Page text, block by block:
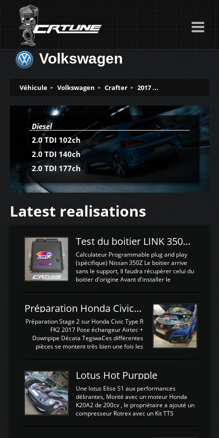
Volkswagen
Véhicule Volkswagen Crafter 2017 ...
Diesel
2.0 TDI 102ch
2.0 TDI 140ch
2.0 TDI 177ch
Latest realisations
Test du boitier LINK 350Z Plugin ECU
Calculateur Programmable plug and play
(spécifique) Nissan 350Z Le boitier arrive
sans le support, Il faudra récupérer celui du
boitier d'origine Avant d'installer le
d'envoyer l'information de la large bande
dans le boitier. sydney sweeney deepfake
La sortie 0-5V de l'afr sera connectée sur
l'entrée AN Volt 8 et GndAN pour
Analogique, et Volt car l'information est une
tension (Pas une résistance variable d'un
est temps de brancher le ...
Préparation Honda Civic Type R FK2
Préparation Stage 2 sur Honda Civic Type R
FK2 2017 Pose échangeur Airtec +
Downpipe Décata TegiwaCes différentes
pièces se montent très bien une fois les
légere découpe du plastique inferieur,
negénant en rien la structure ou le
fonctionnement du fond plat. Une
reprogrammation Stage 2 est faite sur le
calculateur d'origine. Une alternative
économique au passage sur Hondata
d'origine 310cv et 400Nn , Une fois
Lotus Hot Purpple
Une lotus Elise S1 aux performances
délirantes, Monté avec un moteur Honda
K20A2 de 200cv , le propriétaire a ajouté un
compresseur Rotrex avec un Kit TTS